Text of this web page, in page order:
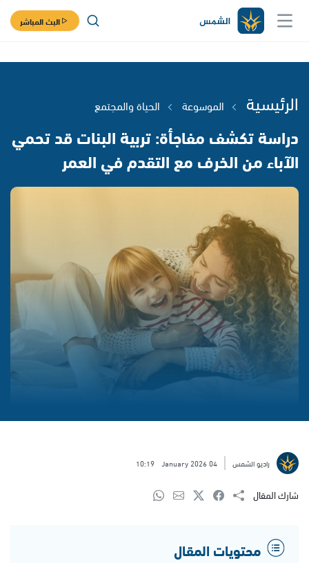
البث المباشر
الرئيسية الموسوعة الحياة والمجتمع
دراسة تكشف مفاجأة: تربية البنات قد تحمي
الآباء من الخرف مع التقدم في العمر
راديو الشمس 04 January 2026
10:19
شارك المقال
محتويات المقال